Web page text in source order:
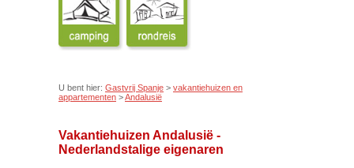
U bent hier: Gastvrij Spanje > vakantiehuizen en
appartementen >Andalusië
Vakantiehuizen Andalusië -
Nederlandstalige eigenaren